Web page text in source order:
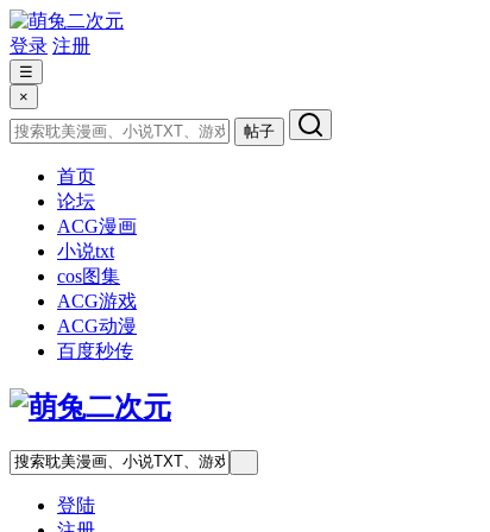
登录 注册
☰
×
帖子
首页
论坛
ACG漫画
小说txt
cos图集
ACG游戏
ACG动漫
百度秒传
登陆